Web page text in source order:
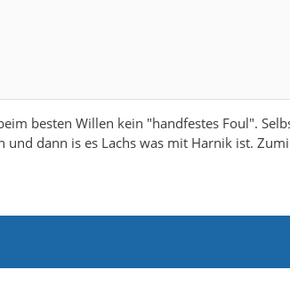
besten Willen kein "handfestes Foul".
dann is es Lachs was mit Harnik ist.